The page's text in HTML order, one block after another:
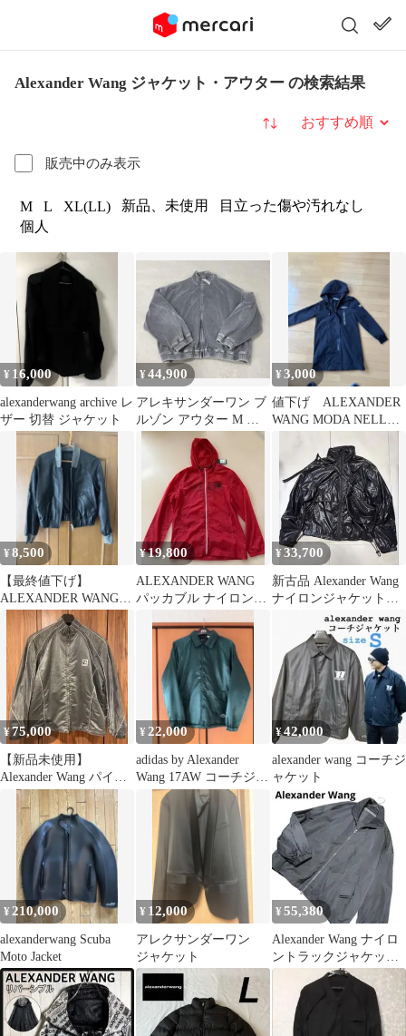
Alexander Wang ジャケット・アウター の検索結果
販売中のみ表示
並び替え
M L XL(LL) 新品、未使用
目立った傷や汚れなし
個人
¥ 16,000
alexanderwang archive レ
ザー 切替 ジャケット
¥44,900
アレキサンダーワン ブ
ルゾン アウター M 美
品
¥3,000
値下げ ALEXANDER
WANG MODA NELLAV
¥8,500
【最終値下げ】
ALEXANDER WANG
レザー ボンバージャケ
ット XS
¥19,800
ALEXANDER WANG
パッカブル ナイロンジ
ャケット 赤 L相当
¥33,700
新古品 Alexander Wang
ナイロンジャケット
pack jacket
¥75,000
【新品未使用】
Alexander Wang パイプ
ドトラックジャケット
¥22,000
adidas by Alexander
Wang 17AW コーチジャ
ケット M
¥42,000
alexander wang コーチジ
ャケット
¥ 210,000
alexanderwang Scuba
Moto Jacket
¥ 12,000
アレクサンダーワン
ジャケット
¥ 55,380
Alexander Wang ナイロ
ントラックジャケット
ダークグレー